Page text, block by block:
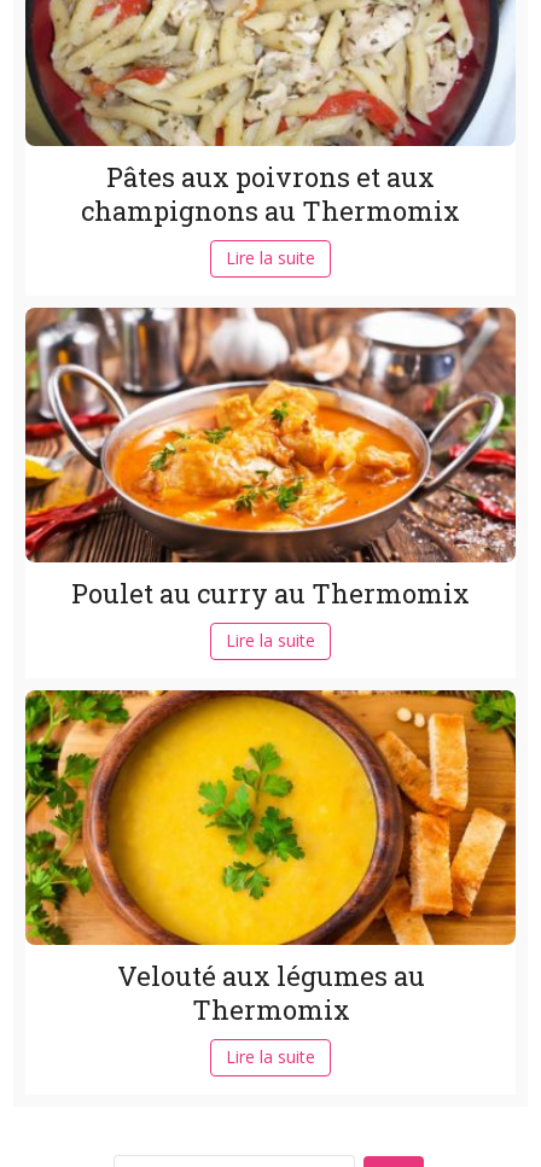
Pâtes aux poivrons et aux
champignons au Thermomix
Lire la suite
Poulet au curry au Thermomix
Lire la suite
Velouté aux légumes au
Thermomix
Lire la suite